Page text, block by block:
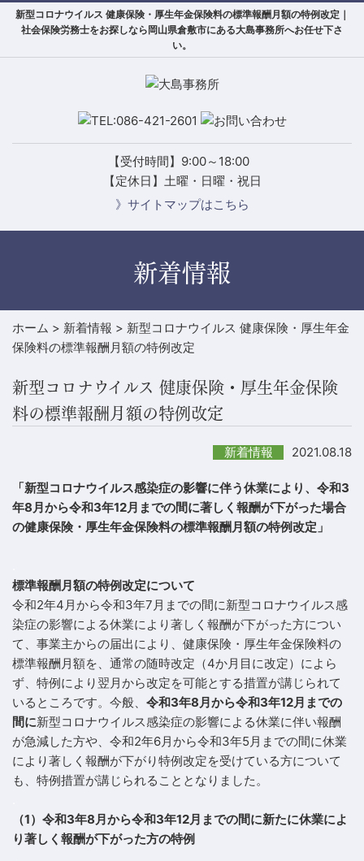
新型コロナウイルス 健康保険・厚生年金保険料の標準報酬月額の特例改定｜
社会保険労務士をお探しなら岡山県倉敷市にある大島事務所へお任せ下さ
い。
【受付時間】9:00～18:00
【定休日】土曜・日曜・祝日
》サイトマップはこちら
新着情報
ホーム > 新着情報 > 新型コロナウイルス 健康保険・厚生年金
保険料の標準報酬月額の特例改定
新型コロナウイルス 健康保険・厚生年金保険
料の標準報酬月額の特例改定
新着情報 2021.08.18
「新型コロナウイルス感染症の影響に伴う休業により、令和3
年8月から令和3年12月までの間に著しく報酬が下がった場合
の健康保険・厚生年金保険料の標準報酬月額の特例改定」
標準報酬月額の特例改定について
令和2年4月から令和3年7月までの間に新型コロナウイルス感
染症の影響による休業により著しく報酬が下がった方につい
て、事業主からの届出により、健康保険・厚生年金保険料の
標準報酬月額を、通常の随時改定（4か月目に改定）によら
ず、特例により翌月から改定を可能とする措置が講じられて
いるところです。今般、 令和3年8月から令和3年12月までの
間に新型コロナウイルス感染症の影響による休業に伴い報酬
が急減した方や、令和2年6月から令和3年5月までの間に休業
により著しく報酬が下がり特例改定を受けている方について
も、特例措置が講じられることとなりました。
（1）令和3年8月から令和3年12月までの間に新たに休業によ
り著しく報酬が下がった方の特例